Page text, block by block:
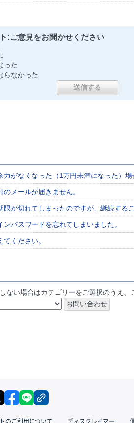
:ご意見をお聞かせください
った
らなかった
がなくなった（1万円未満になった）場
メールが届きません。
限が切れてしまったのですが、継続する
パスワードを忘れてしまいました。
ください。
ない場合はカテゴリーをご選択のうえ、
X facebook
のご利用について ディスクレイマー